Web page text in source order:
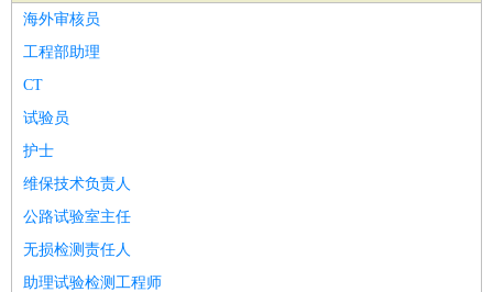
海外审核员
工程部助理
CT
试验员
护士
维保技术负责人
公路试验室主任
无损检测责任人
助理试验检测工程师